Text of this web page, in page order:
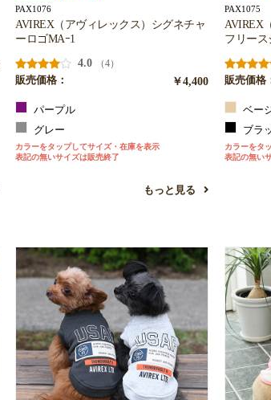
PAX1076
AVIREX（アヴィレックス）シグネチャ
ーロゴMAｰ1
4.0
（4）
販売価格：
￥4,400
パープル
グレー
カラーをタップしてサイズ・在庫を表示
表記の無いサイズは販売終了
もっと見る
PAX1075
AVIREX
フリース
販売価格
ベー
ブラ
カラーをタ
表記の無い